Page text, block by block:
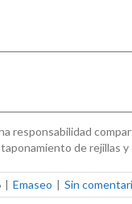
responsabilidad
de rejillas
| Emaseo | Sin